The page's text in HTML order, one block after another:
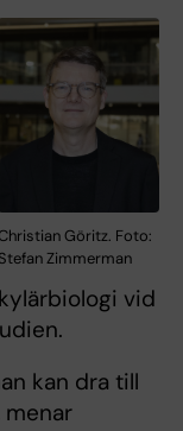
Göritz. Foto:
Stefan Zimmerman
vid
kan dra till